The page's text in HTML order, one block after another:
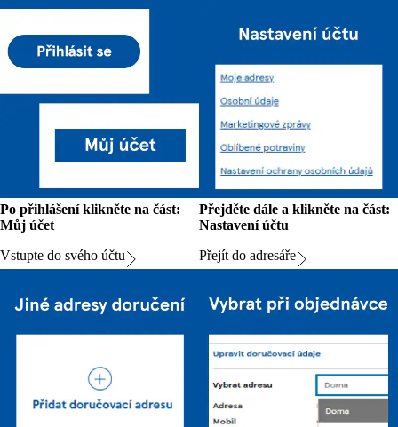
Po přihlášení klikněte na část:
Můj účet
Vstupte do svého účtu
Přejděte dále a klikněte na část:
Nastavení účtu
Přejít do adresáře